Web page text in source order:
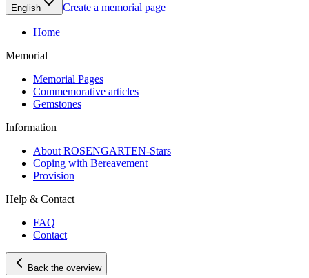
English Create a memorial page
Home
Memorial
Memorial Pages
Commemorative articles
Gemstones
Information
About ROSENGARTEN-Stars
Coping with Bereavement
Provision
Help & Contact
FAQ
Contact
Back the overview